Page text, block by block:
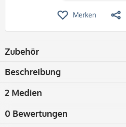
Merken
Zubehör
Beschreibung
2 Medien
0 Bewertungen